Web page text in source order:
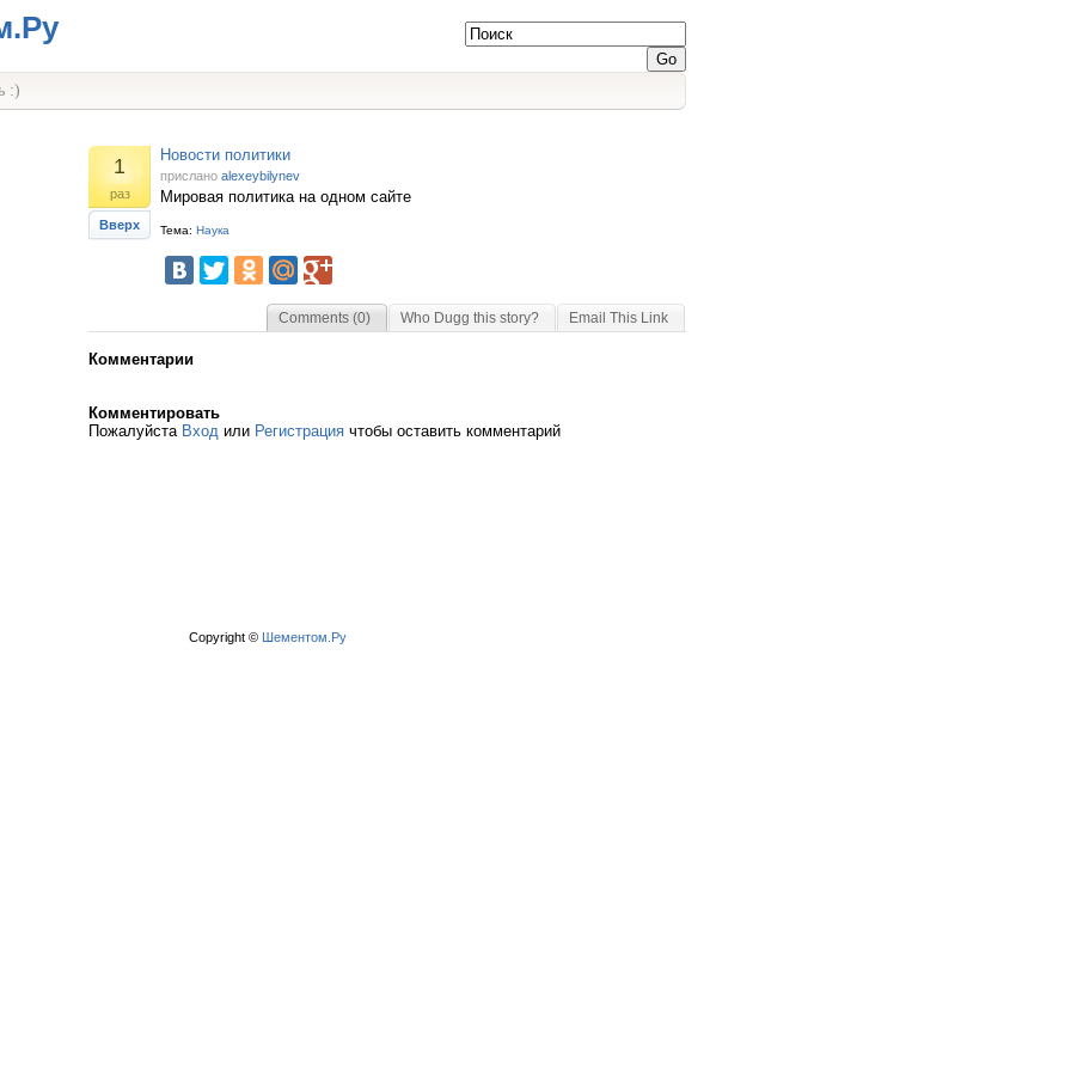
:)
1
раз
Вверх
Новости политики
прислано alexeybilynev
Мировая политика на одном сайте
Тема: Наука
Comments (0) Who Dugg this story? Email This Link
Комментарии
Комментировать
Пожалуйста Вход или Регистрация чтобы оставить комментарий
Copyright © Шементом.Ру